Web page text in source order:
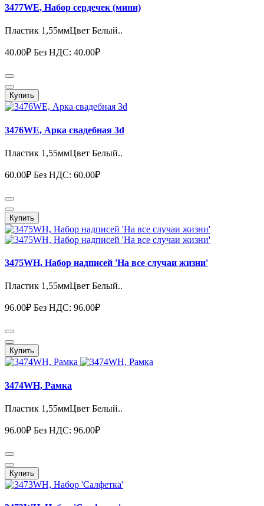
3477WE, Набор сердечек (мини)
Пластик 1,55ммЦвет Белый..
40.00₽ Без НДС: 40.00₽
Купить
3476WE, Арка свадебная 3d
Пластик 1,55ммЦвет Белый..
60.00₽ Без НДС: 60.00₽
Купить
3475WH, Набор надписей 'На все случаи жизни'
Пластик 1,55ммЦвет Белый..
96.00₽ Без НДС: 96.00₽
Купить
3474WH, Рамка
Пластик 1,55ммЦвет Белый..
96.00₽ Без НДС: 96.00₽
Купить